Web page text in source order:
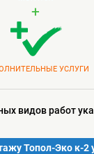
+
УСЛУГИ
видов работ
Топол-Эко к-2